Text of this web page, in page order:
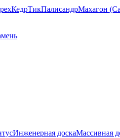
КедрТикПалисандрМахагон
Инженерная доскаМассивная